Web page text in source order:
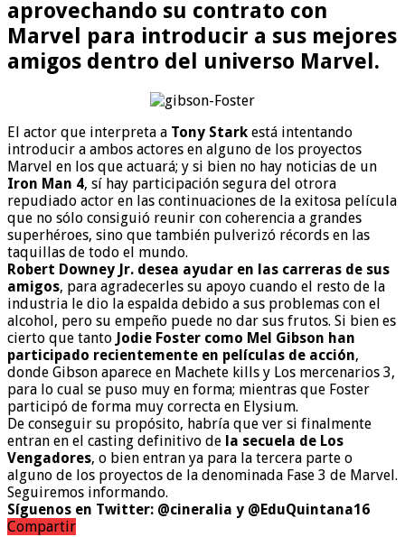
aprovechando su contrato con
Marvel
para introducir a sus mejores
amigos dentro del universo Marvel.
El actor que interpreta a Tony Stark está intentando
introducir a ambos actores en alguno de los proyectos
Marvel en los que actuará; y si bien no hay noticias de un
Iron Man 4, sí hay participación segura del otrora
repudiado actor en las continuaciones de la exitosa película
que no sólo consiguió reunir con coherencia a grandes
superhéroes, sino que también pulverizó récords en las
taquillas de todo el mundo.
Robert Downey Jr. desea ayudar en las carreras de sus
amigos, para agradecerles su apoyo cuando el resto de la
industria le dio la espalda debido a sus problemas con el
alcohol, pero su empeño puede no dar sus frutos. Si bien es
cierto que tanto Jodie Foster como Mel Gibson han
participado recientemente en películas de acción,
donde Gibson aparece en Machete kills y Los mercenarios 3,
para lo cual se puso muy en forma; mientras que Foster
participó de forma muy correcta en Elysium.
De conseguir su propósito, habría que ver si finalmente
entran en el casting definitivo de la secuela de Los
Vengadores, o bien entran ya para la tercera parte o
alguno de los proyectos de la denominada Fase 3 de Marvel.
Seguiremos informando.
Síguenos en Twitter: @cineralia y @EduQuintana16
Compartir